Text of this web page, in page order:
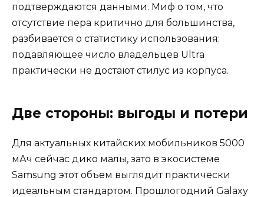
подтверждаются данными. Миф о том, что
отсутствие пера критично для большинства,
разбивается о статистику использования:
подавляющее число владельцев Ultra
практически не достают стилус из корпуса.
Две стороны: выгоды и потери
Для актуальных китайских мобильников 5000
мАч сейчас дико малы, зато в экосистеме
Samsung этот объем выглядит практически
идеальным стандартом. Прошлогодний Galaxy